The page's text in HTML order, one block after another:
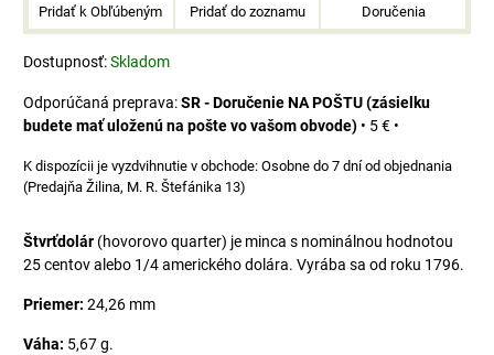
Pridať k Obľúbeným Pridať do zoznamu Doručenia
Dostupnosť:Skladom
SR - Doručenie NA POŠTU (zásielku
budete mať uloženú na pošte vo vašom obvode) • 5 € •
Osobne do 7 dní od objednania
(Predajňa Žilina, M. R. Štefánika 13)
Štvrťdolár (hovorovo quarter) je minca s nominálnou hodnotou
25 centov alebo 1/4 amerického dolára. Vyrába sa od roku 1796.
Priemer: 24,26 mm
Váha: 5,67 g.